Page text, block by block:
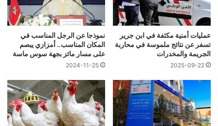
عمليات أمنية مكثفة في ابن جرير
تسفر عن نتائج ملموسة في محاربة
الجريمة والمخدرات
2025-09-22
نموذجا عن الرجل المناسب في
المكان المناسب.. أمزازي يبصم
على مسار مائز بجهة سوس ماسة
2024-11-25